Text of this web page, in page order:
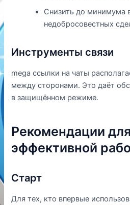
Снизить до минимума
недобросовестных
Инструменты связи
mega ссылки на чаты
между сторонами. Это даёт
в защищённом режиме.
Рекомендации для
эффективной
Старт
Для тех, кто впервые